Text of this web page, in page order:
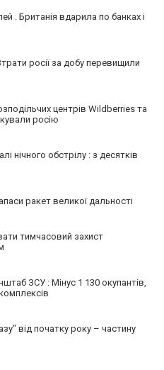
. Британія вдарила по банках і
росії за добу перевищили
центрів Wildberries та
росію
нічного обстрілу : з десятків
ракет великої дальності
тимчасовий захист
ЗСУ : Мінус 1 130 окупантів,
від початку року – частину